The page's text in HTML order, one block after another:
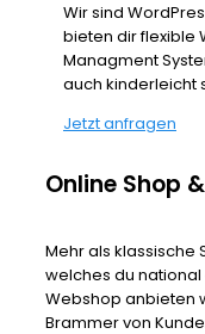
Wir sind
bieten dir flexible
Managment
auch kinderleicht
Jetzt anfragen
Online Shop
Mehr als klassische
welches du
Webshop anbieten
Brammer von